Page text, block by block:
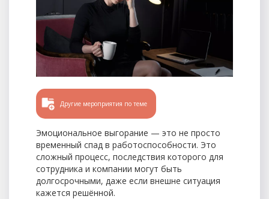
Другие мероприятия по теме
Эмоциональное выгорание — это не просто
временный спад в работоспособности. Это
сложный процесс, последствия которого для
сотрудника и компании могут быть
долгосрочными, даже если внешне ситуация
кажется решённой.